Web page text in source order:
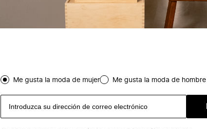
Me gusta la moda de mujer Me gusta la moda de hombre